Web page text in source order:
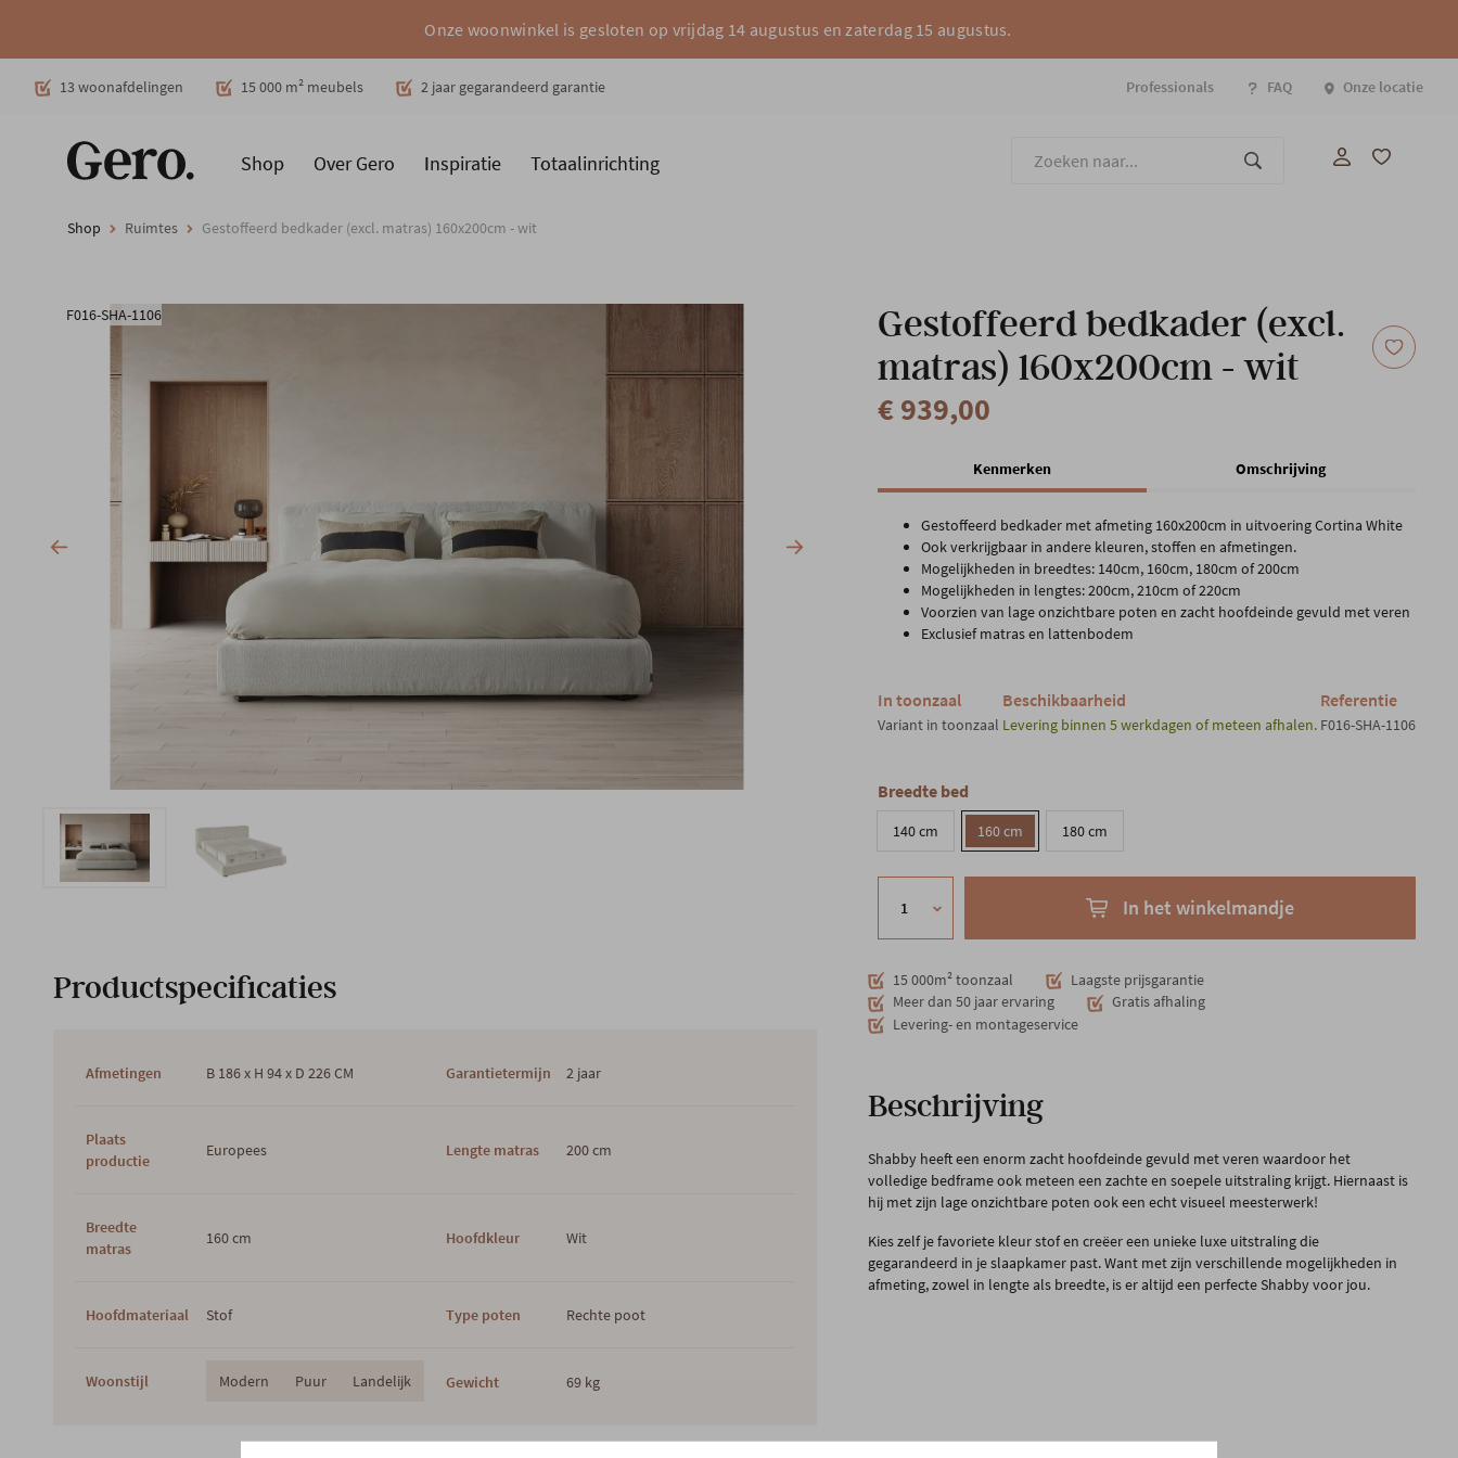
Onze woonwinkel is gesloten op vrijdag 14 augustus en zaterdag 15 augustus.
13 woonafdelingen 15 000 m² meubels 2 jaar gegarandeerd garantie Professionals FAQ Onze locatie
Shop Over Gero Inspiratie Totaalinrichting
Promoties Producten Cadeaubon Woonstijlen Ruimtes Merken
Shop Ruimtes Gestoffeerd bedkader (excl. matras) 160x200cm - wit
F016-SHA-1106
Gestoffeerd bedkader (excl.
matras) 160x200cm - wit
€ 939,00
Kenmerken Omschrijving
Gestoffeerd bedkader met afmeting 160x200cm in uitvoering Cortina White
Ook verkrijgbaar in andere kleuren, stoffen en afmetingen.
Mogelijkheden in breedtes: 140cm, 160cm, 180cm of 200cm
Mogelijkheden in lengtes: 200cm, 210cm of 220cm
Voorzien van lage onzichtbare poten en zacht hoofdeinde gevuld met veren
Exclusief matras en lattenbodem
In toonzaal
Variant in toonzaal
Beschikbaarheid
Levering binnen 5 werkdagen of meteen afhalen.
Referentie
F016-SHA-1106
Breedte bed
140 cm 160 cm 180 cm
In het winkelmandje
15 000m² toonzaal
Laagste prijsgarantie
Meer dan 50 jaar ervaring
Gratis afhaling
Levering- en montageservice
Beschrijving
Shabby heeft een enorm zacht hoofdeinde gevuld met veren waardoor het
volledige bedframe ook meteen een zachte en soepele uitstraling krijgt. Hiernaast is
hij met zijn lage onzichtbare poten ook een echt visueel meesterwerk!
Kies zelf je favoriete kleur stof en creëer een unieke luxe uitstraling die
gegarandeerd in je slaapkamer past. Want met zijn verschillende mogelijkheden in
afmeting, zowel in lengte als breedte, is er altijd een perfecte Shabby voor jou.
Productspecificaties
Afmetingen B 186 x H 94 x D 226 CM Garantietermijn 2 jaar
Plaats
productie
Europees Lengte matras 200 cm
Breedte
matras
160 cm Hoofdkleur Wit
Hoofdmateriaal Stof Type poten Rechte poot
Woonstijl Modern Puur Landelijk Gewicht 69 kg